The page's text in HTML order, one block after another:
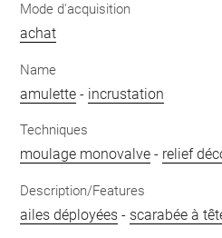
Mode d'acquisition
achat
Name
amulette - incrustation
Techniques
moulage monovalve - relief
Description/Features
ailes déployées - scarabée à